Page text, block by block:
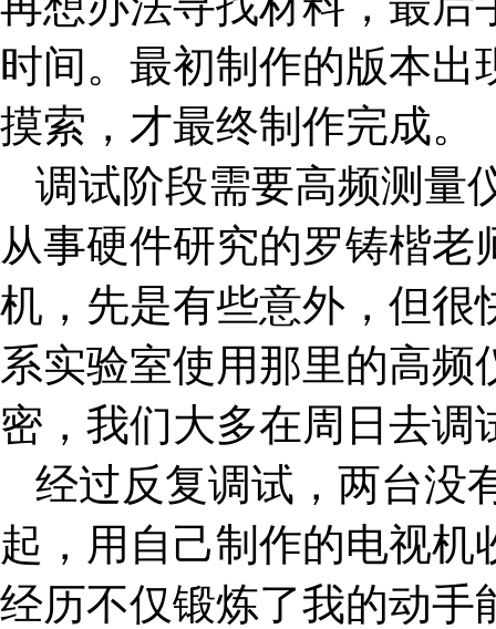
时间。最初制作的版本
摸索，才最终制作完成。
调试阶段需要高频测量
从事硬件研究的罗铸楷
机，先是有些意外，但很
系实验室使用那里的高
密，我们大多在周日去调
经过反复调试，两台没
起，用自己制作的电视
经历不仅锻炼了我的动手